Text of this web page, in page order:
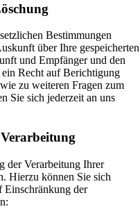
Bestimmungen
über Ihre gespeicherten
und Empfänger und den
Recht auf Berichtigung
zu weiteren Fragen zum
Sie sich jederzeit an uns
der Verarbeitung Ihrer
Hierzu können Sie sich
Einschränkung der